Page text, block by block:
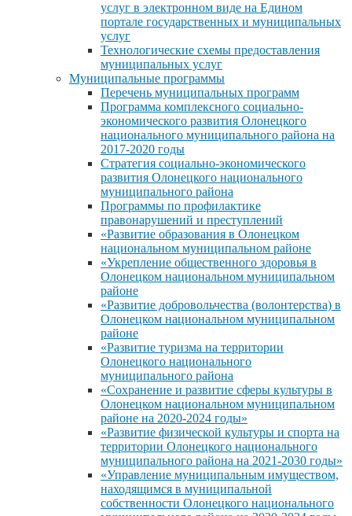
услуг в электронном виде на Едином
портале государственных и муниципальных
услуг
Технологические схемы предоставления
муниципальных услуг
Муниципальные программы
Перечень муниципальных программ
Программа комплексного социально-
экономического развития Олонецкого
национального муниципального района на
2017-2020 годы
Стратегия социально-экономического
развития Олонецкого национального
муниципального района
Программы по профилактике
правонарушений и преступлений
«Развитие образования в Олонецком
национальном муниципальном районе
«Укрепление общественного здоровья в
Олонецком национальном муниципальном
районе
«Развитие добровольчества (волонтерства) в
Олонецком национальном муниципальном
районе
«Развитие туризма на территории
Олонецкого национального
муниципального района
«Сохранение и развитие сферы культуры в
Олонецком национальном муниципальном
районе на 2020-2024 годы»
«Развитие физической культуры и спорта на
территории Олонецкого национального
муниципального района на 2021-2030 годы»
«Управление муниципальным имуществом,
находящимся в муниципальной
собственности Олонецкого национального